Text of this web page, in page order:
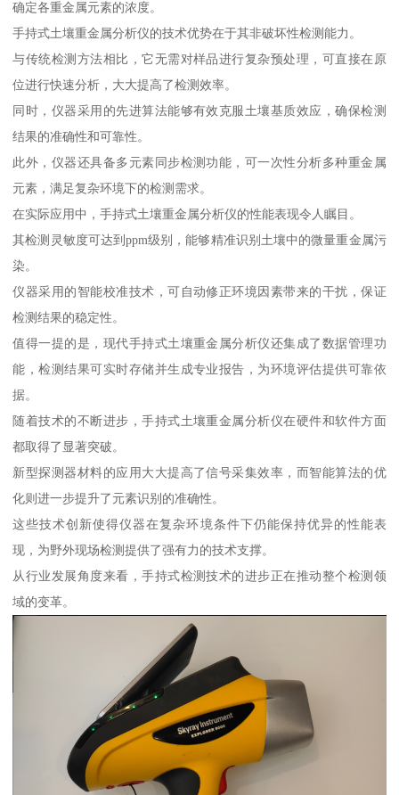
确定各重金属元素的浓度。
手持式土壤重金属分析仪的技术优势在于其非破坏性检测能力。
与传统检测方法相比，它无需对样品进行复杂预处理，可直接在原
位进行快速分析，大大提高了检测效率。
同时，仪器采用的先进算法能够有效克服土壤基质效应，确保检测
结果的准确性和可靠性。
此外，仪器还具备多元素同步检测功能，可一次性分析多种重金属
元素，满足复杂环境下的检测需求。
在实际应用中，手持式土壤重金属分析仪的性能表现令人瞩目。
其检测灵敏度可达到ppm级别，能够精准识别土壤中的微量重金属污
染。
仪器采用的智能校准技术，可自动修正环境因素带来的干扰，保证
检测结果的稳定性。
值得一提的是，现代手持式土壤重金属分析仪还集成了数据管理功
能，检测结果可实时存储并生成专业报告，为环境评估提供可靠依
据。
随着技术的不断进步，手持式土壤重金属分析仪在硬件和软件方面
都取得了显著突破。
新型探测器材料的应用大大提高了信号采集效率，而智能算法的优
化则进一步提升了元素识别的准确性。
这些技术创新使得仪器在复杂环境条件下仍能保持优异的性能表
现，为野外现场检测提供了强有力的技术支撑。
从行业发展角度来看，手持式检测技术的进步正在推动整个检测领
域的变革。